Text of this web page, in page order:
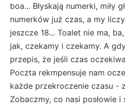
boa... Błyskają numerki, miły
numerków już czas, a my
jeszcze 18... Toalet nie ma,
jak, czekamy i czekamy. A
przepis, że jeśli czas
Poczta rekmpensuje nam
każde przekroczenie czasu -
Zobaczmy, co nasi posłowie